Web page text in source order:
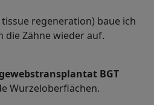
regeneration) baue ich
die Zähne wieder auf.
BGT
Wurzeloberflächen.